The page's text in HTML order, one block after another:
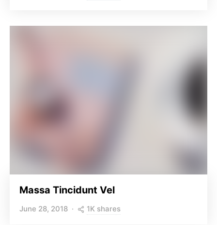
Massa Tincidunt Vel
June 28, 2018 1K shares